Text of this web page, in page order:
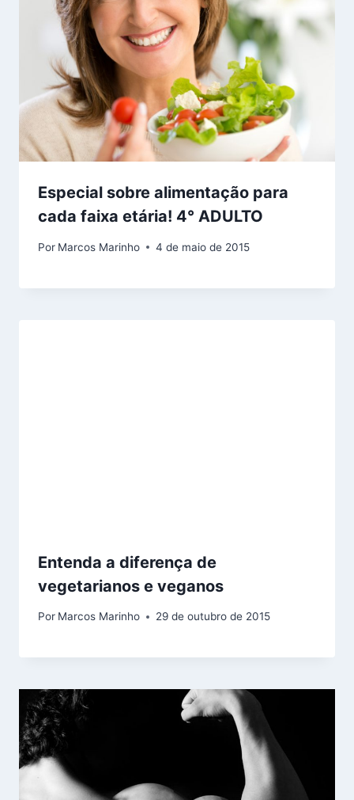
Especial sobre alimentação para
cada faixa etária! 4° ADULTO
Por Marcos Marinho 4 de maio de 2015
Entenda a diferença de
vegetarianos e veganos
Por Marcos Marinho 29 de outubro de 2015